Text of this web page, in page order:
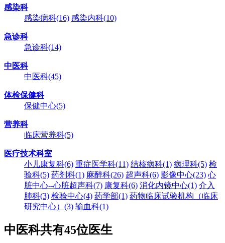
感染科
感染病科(16) 感染内科(10)
急诊科
急诊科(14)
中医科
中医科(45)
体检保健科
保健中心(5)
营养科
临床营养科(5)
医疗技术科室
小儿康复科(6) 重症医学科(11) 结核病科(1) 病理科(5) 检
验科(5) 药剂科(1) 麻醉科(26) 超声科(6) 影像中心(23) 心
脏中心--心脏超声科(7) 康复科(6) 消化内镜中心(1) 介入
肺科(3) 检验中心(4) 药学部(1) 药物临床试验机构（临床
研究中心） (3) 输血科(1)
中医科共有45位医生